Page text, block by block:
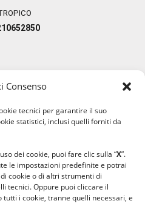
Consenso
tecnici per garantire il suo
statistici, inclusi quelli forniti da
dei cookie, puoi fare clic sulla “X”.
le impostazioni predefinite e potrai
cookie o di altri strumenti di
tecnici. Oppure puoi cliccare il
tutti i cookie, tranne quelli necessari, e